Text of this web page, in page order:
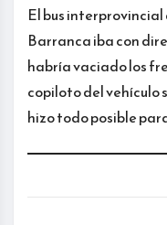
El bus
Barranca iba con
habría vaciado los
copiloto del vehículo
hizo todo posible